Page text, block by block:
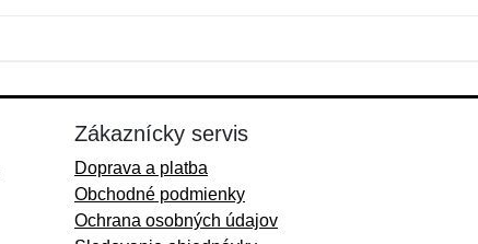
Zákaznícky servis
Doprava a platba
Obchodné podmienky
Ochrana osobných údajov